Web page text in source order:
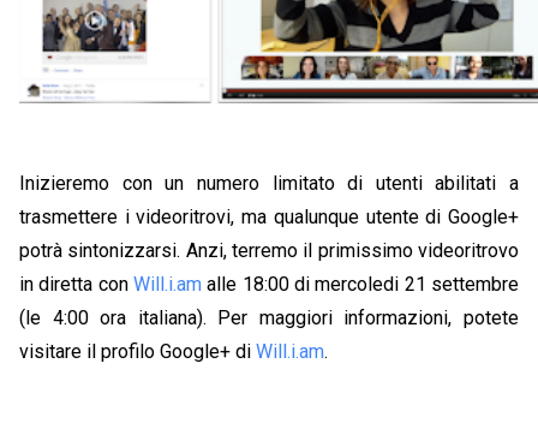
Inizieremo con un numero limitato di utenti abilitati a
trasmettere i videoritrovi, ma qualunque utente di Google+
potrà sintonizzarsi. Anzi, terremo il primissimo videoritrovo
in diretta con Will.i.am alle 18:00 di mercoledi 21 settembre
(le 4:00 ora italiana). Per maggiori informazioni, potete
visitare il profilo Google+ di Will.i.am.